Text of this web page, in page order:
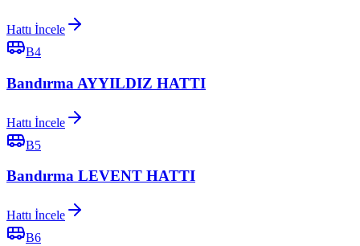
Hattı İncele
B4
Bandırma AYYILDIZ HATTI
Hattı İncele
B5
Bandırma LEVENT HATTI
Hattı İncele
B6